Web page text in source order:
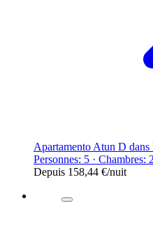
Apartamento Atun D dans
Personnes: 5 · Chambres:
Depuis 158,44 €/nuit